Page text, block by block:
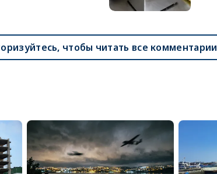
чтобы читать все комментарии